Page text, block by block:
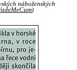
náboženských
)